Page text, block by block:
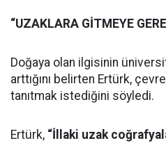
“UZAKLARA GİTMEYE
Doğaya olan ilgisinin
arttığını belirten Ertürk,
tanıtmak istediğini söyledi.
Ertürk, “İllaki uzak